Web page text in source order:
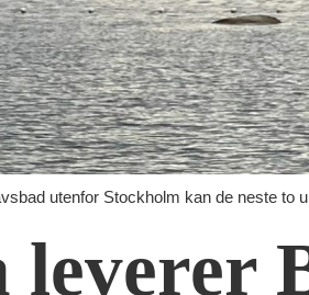
utenfor Stockholm kan de neste
leverer